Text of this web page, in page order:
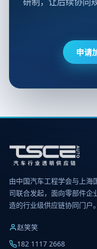
申请
由中国汽车工程学会与上海
司联合发起，面向零部件企
造的行业级供应链协同门户。
赵笑笑
182 1117 2668